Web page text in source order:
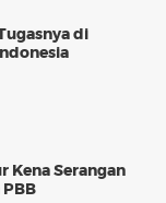
di
Kena Serangan